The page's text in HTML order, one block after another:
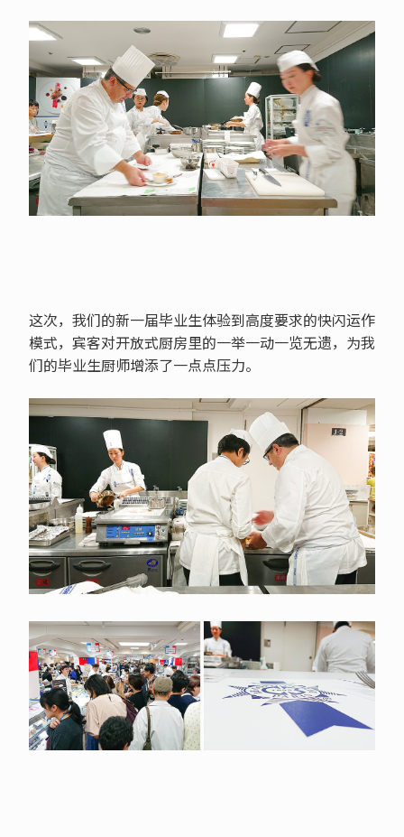
这次，我们的新一届毕业生体验到高度要求的快闪运作
模式，宾客对开放式厨房里的一举一动一览无遗，为我
们的毕业生厨师增添了一点点压力。